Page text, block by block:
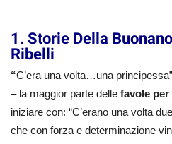
1. Storie Della
Ribelli
“C’era una volta…una
– la maggior parte delle favole
iniziare con: “C’erano una volta
che con forza e determinazione